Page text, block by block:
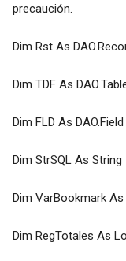
precaución.
Dim Rst As
Dim TDF As
Dim FLD As DAO.Field
Dim StrSQL As String
Dim VarBookmark
Dim RegTotales As